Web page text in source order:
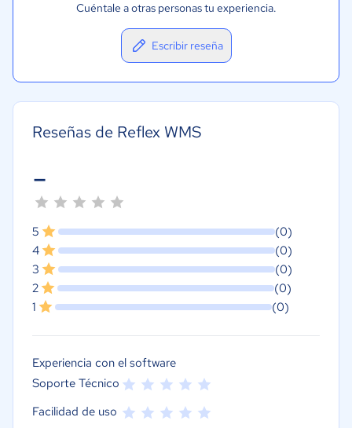
Cuéntale a otras personas tu experiencia.
Escribir reseña
Reseñas de Reflex WMS
-
5
(0)
4
(0)
3
(0)
2
(0)
1
(0)
Experiencia con el software
Soporte Técnico
Facilidad de uso